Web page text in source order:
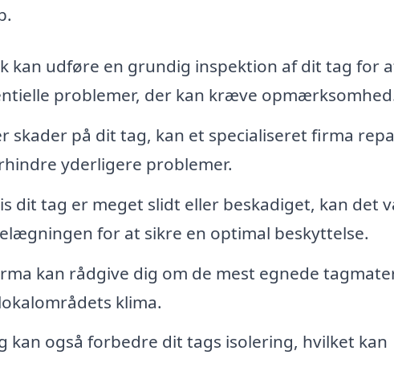
kan udføre en grundig inspektion af dit tag for
problemer, der kan kræve
skader på dit tag, kan et specialiseret firma
yderligere problemer.
dit tag er meget slidt eller beskadiget, kan det
for at sikre en optimal beskyttelse.
kan rådgive dig om de mest egnede
klima.
kan også forbedre dit tags isolering, hvilket kan